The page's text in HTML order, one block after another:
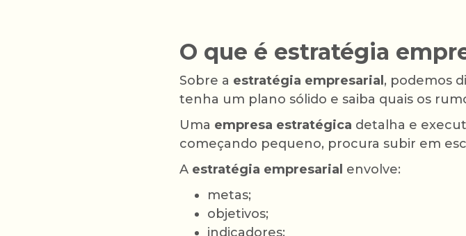
O que é estratégia
Sobre a estratégia empresarial , podemos
tenha um plano sólido e saiba quais os
Uma empresa estratégica detalha e
começando pequeno, procura subir em
A estratégia empresarial envolve:
metas;
objetivos;
indicadores;